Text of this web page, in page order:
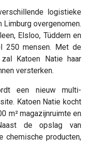
logistieke
overgenomen.
Elsloo, Tüddern en
250 mensen. Met de
Katoen Natie haar
versterken.
een nieuw multi-
Katoen Natie kocht
m² magazijnruimte en
de opslag van
chemische producten,